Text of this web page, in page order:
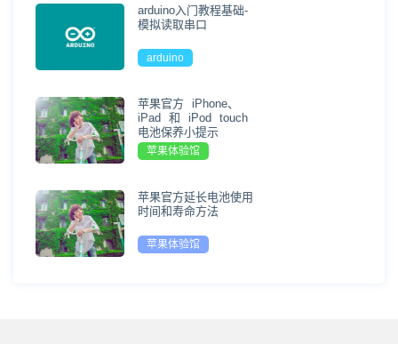
arduino入门教程基础-
模拟读取串口
arduino
苹果官方 iPhone、
iPad 和 iPod touch
电池保养小提示
苹果体验馆
苹果官方延长电池使用
时间和寿命方法
苹果体验馆